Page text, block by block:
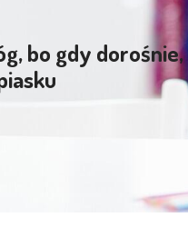
bo gdy dorośnie,